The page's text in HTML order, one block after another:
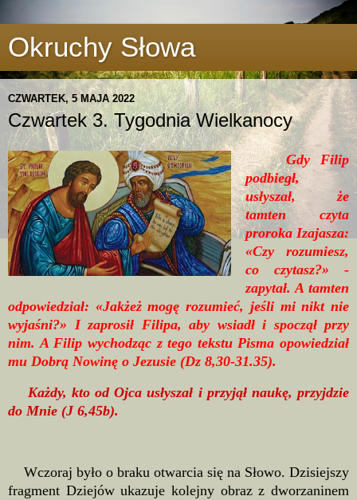
Okruchy Słowa
CZWARTEK, 5 MAJA 2022
Czwartek 3. Tygodnia Wielkanocy
Gdy Filip
podbiegł,
usłyszał, że
tamten czyta
proroka Izajasza:
«Czy rozumiesz,
co czytasz?» -
zapytał. A tamten
odpowiedział: «Jakżeż mogę rozumieć, jeśli mi nikt nie
wyjaśni?» I zaprosił Filipa, aby wsiadł i spoczął przy
nim. A Filip wychodząc z tego tekstu Pisma opowiedział
mu Dobrą Nowinę o Jezusie (Dz 8,30-31.35).
Każdy, kto od Ojca usłyszał i przyjął naukę, przyjdzie
do Mnie (J 6,45b).
Wczoraj było o braku otwarcia się na Słowo. Dzisiejszy
fragment Dziejów ukazuje kolejny obraz z dworzaninem